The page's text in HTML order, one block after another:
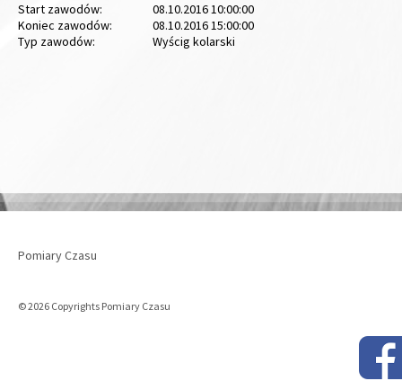
Start zawodów:
08.10.2016 10:00:00
Koniec zawodów:
08.10.2016 15:00:00
Typ zawodów:
Wyścig kolarski
Pomiary Czasu
© 2026 Copyrights Pomiary Czasu